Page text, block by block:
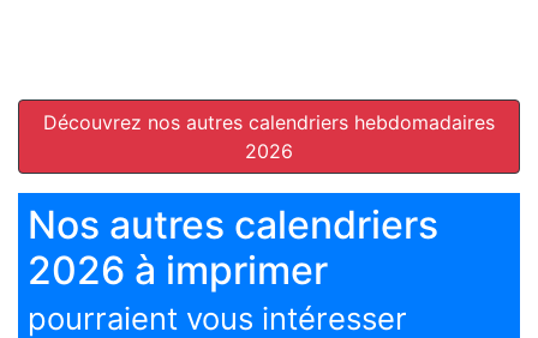
Découvrez nos autres calendriers hebdomadaires
2026
Nos autres calendriers
2026 à imprimer
pourraient vous intéresser